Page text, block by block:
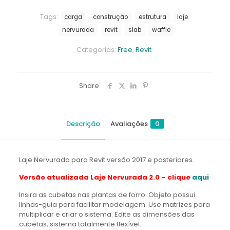
Categorias: Free, Revit
Tags: carga construção estrutura
laje
nervurada
revit slab waffle
Share
Descrição Avaliações 0
Laje Nervurada para Revit versão 2017 e posteriores.
Versão atualizada Laje Nervurada 2.0 – clique aqui
Insira as cubetas nas plantas de forro. Objeto possui
linhas-guia para facilitar modelagem. Use matrizes para
multiplicar e criar o sistema. Edite as dimensões das
cubetas, sistema totalmente flexível.